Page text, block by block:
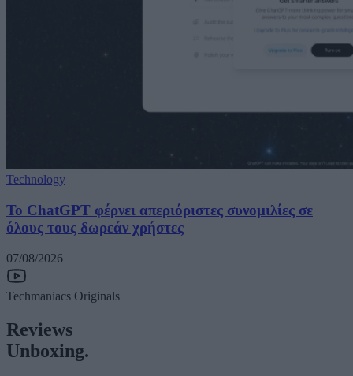
Technology
Το ChatGPT φέρνει απεριόριστες συνομιλίες σε
όλους τους δωρεάν χρήστες
07/08/2026
Techmaniacs Originals
Reviews
Unboxing.